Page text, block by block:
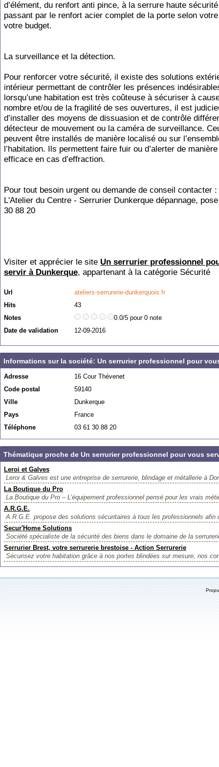
d’élément, du renfort anti pince, à la serrure haute
passant par le renfort acier complet de la porte selon
votre budget.
La surveillance et la détection.
Pour renforcer votre sécurité, il existe des solutions
intérieur permettant de contrôler les présences
lorsqu’une habitation est très coûteuse à sécuriser à
nombre et/ou de la fragilité de ses ouvertures, il est
d’installer des moyens de dissuasion et de contrôle
détecteur de mouvement ou la caméra de surveillance.
peuvent être installés de manière localisé ou sur
l’habitation. Ils permettent faire fuir ou d’alerter de
efficace en cas d’effraction.
Pour tout besoin urgent ou demande de conseil contacter :
L'Atelier du Centre - Serrurier Dunkerque dépannage,
30 88 20
Visiter et apprécier le site Un serrurier professionnel
servir à Dunkerque, appartenant à la catégorie Sécurité
Url
ateliers-serrurerie-dunkerquois.fr
Hits
43
Notes
0.0/5 pour 0 note
Date de validation
12-09-2016
Informations sur la société: Un serrurier professionnel pour
Adresse
16 Cour Thévenet
Code postal
59140
Ville
Dunkerque
Pays
France
Téléphone
03 61 30 88 20
Thématique proche de Un serrurier professionnel pour vous
Leroi et Galves
Leroi & Galves est une entreprise de serrurerie, blindage et métallerie à
La Boutique du Pro
La Boutique du Pro – L’équipement professionnel pensé pour les vrais
A.R.G.E.
A.R.G.E. propose des solutions sécuritaires à tous les professionnels afin
Secur'Home Solutions
Société spécialiste de la sécurité des biens dans le domaine de la
Serrurier Brest, votre serrurerie brestoise - Action Serrurerie
Sécurisez votre habitation grâce à nos portes blindées sur mesure, nos